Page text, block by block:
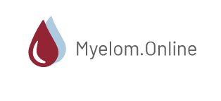
Zum Hauptinhalt springen